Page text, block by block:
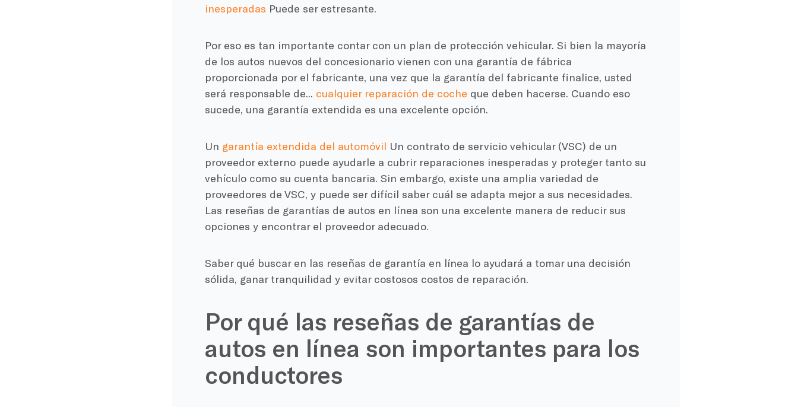
inesperadas Puede ser estresante.
Por eso es tan importante contar con un plan de protección vehicular. Si bien la mayoría
de los autos nuevos del concesionario vienen con una garantía de fábrica
proporcionada por el fabricante, una vez que la garantía del fabricante finalice, usted
será responsable de... cualquier reparación de coche que deben hacerse. Cuando eso
sucede, una garantía extendida es una excelente opción.
Un garantía extendida del automóvil Un contrato de servicio vehicular (VSC) de un
proveedor externo puede ayudarle a cubrir reparaciones inesperadas y proteger tanto su
vehículo como su cuenta bancaria. Sin embargo, existe una amplia variedad de
proveedores de VSC, y puede ser difícil saber cuál se adapta mejor a sus necesidades.
Las reseñas de garantías de autos en línea son una excelente manera de reducir sus
opciones y encontrar el proveedor adecuado.
Saber qué buscar en las reseñas de garantía en línea lo ayudará a tomar una decisión
sólida, ganar tranquilidad y evitar costosos costos de reparación.
Por qué las reseñas de garantías de
autos en línea son importantes para los
conductores